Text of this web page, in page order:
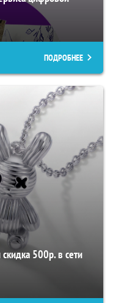
ПОДРОБНЕЕ
500р. в сети